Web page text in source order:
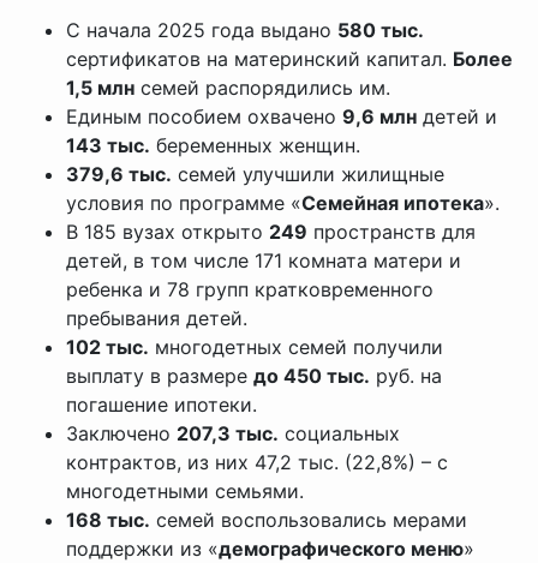
С начала 2025 года выдано 580 тыс.
сертификатов на материнский капитал. Более
1,5 млн семей распорядились им.
Единым пособием охвачено 9,6 млн детей и
143 тыс. беременных женщин.
379,6 тыс. семей улучшили жилищные
условия по программе «Семейная ипотека».
В 185 вузах открыто 249 пространств для
детей, в том числе 171 комната матери и
ребенка и 78 групп кратковременного
пребывания детей.
102 тыс. многодетных семей получили
выплату в размере до 450 тыс. руб. на
погашение ипотеки.
Заключено 207,3 тыс. социальных
контрактов, из них 47,2 тыс. (22,8%) – с
многодетными семьями.
168 тыс. семей воспользовались мерами
поддержки из «демографического меню»